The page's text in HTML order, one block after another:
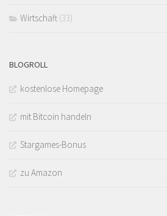
Wirtschaft (33)
BLOGROLL
kostenlose Homepage
mit Bitcoin handeln
Stargames-Bonus
zu Amazon